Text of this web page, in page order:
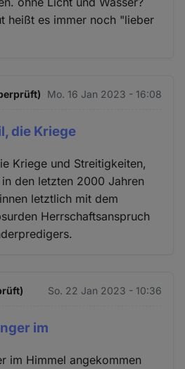
heißt es immer noch "lieber
Mo. 16 Jan 2023 - 16:08
die Kriege
Kriege und Streitigkeiten,
den letzten 2000 Jahren
letztlich mit dem
Herrschaftsanspruch
So. 22 Jan 2023 - 10:36
im
im Himmel angekommen